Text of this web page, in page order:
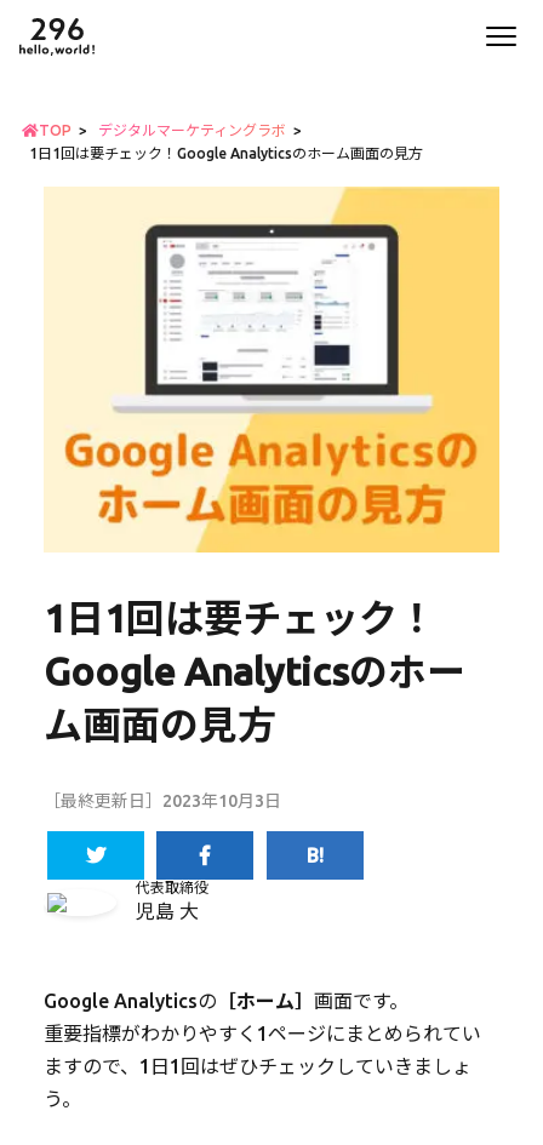
TOP
デジタルマーケティングラボ
1日1回は要チェック！Google Analyticsのホーム画面の見方
1日1回は要チェック！
Google Analyticsのホー
ム画面の見方
［最終更新日］2023年10月3日
代表取締役
児島 大
Google Analyticsの ［ホーム］ 画面です。
重要指標がわかりやすく1ページにまとめられてい
ますので、1日1回はぜひチェックしていきましょ
う。